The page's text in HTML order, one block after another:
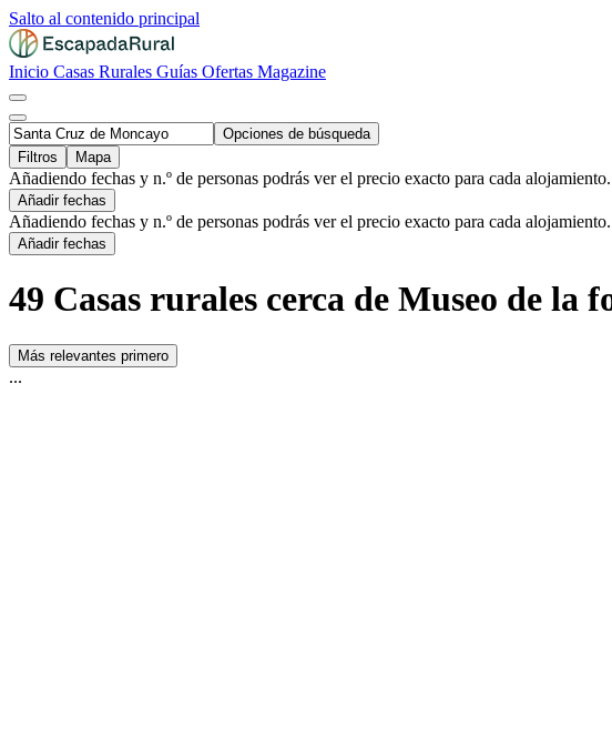
Salto al contenido principal
Inicio Casas Rurales Guías Ofertas Magazine
Opciones de búsqueda
Filtros
Mapa
Añadiendo fechas y n.º de personas podrás ver el precio exacto para cada alojamiento.
Añadir fechas
Añadiendo fechas y n.º de personas podrás ver el precio exacto para cada alojamiento.
Añadir fechas
49 Casas rurales cerca de Museo de
Más relevantes primero
...